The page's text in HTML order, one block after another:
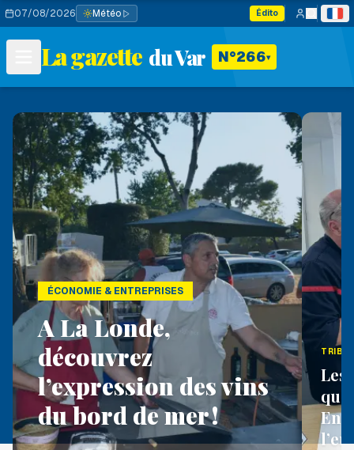
07/08/2026 Météo Édito
La gazette du Var N°266▾
ÉCONOMIE & ENTREPRISES
A La Londe,
découvrez
l’expression des vins
du bord de mer !
Les